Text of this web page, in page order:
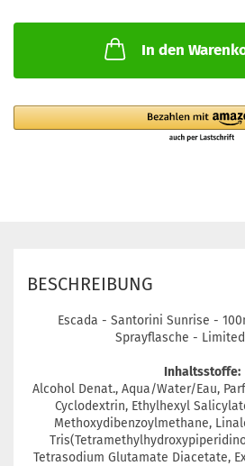
In den
BESCHREIBUNG
Escada - Santorini Sunrise -
Sprayflasche -
Inhaltsstoffe:
Alcohol Denat., Aqua/Water/Eau,
Cyclodextrin, Ethylhexyl
Methoxydibenzoylmethane,
Tetrasodium Glutamate Diacetate,